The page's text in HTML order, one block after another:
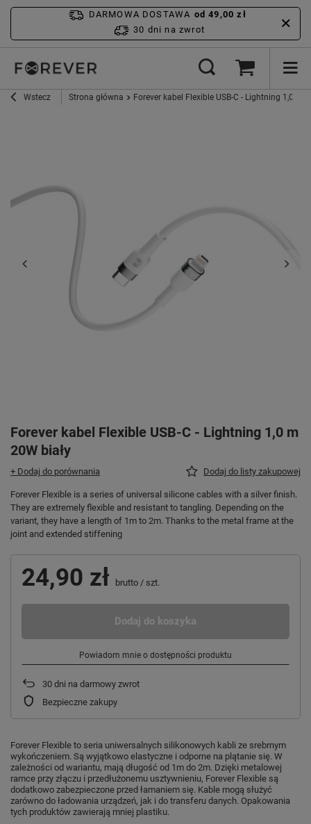
DARMOWA DOSTAWA od 49,00 zł
30 dni na zwrot
Wstecz Strona główna Forever kabel Flexible USB-C - Lightning 1,0 m
Forever kabel Flexible USB-C - Lightning 1,0 m
20W biały
+ Dodaj do porównania Dodaj do listy zakupowej
Forever Flexible is a series of universal silicone cables with a silver finish.
They are extremely flexible and resistant to tangling. Depending on the
variant, they have a length of 1m to 2m. Thanks to the metal frame at the
joint and extended stiffening
24,90 zł brutto / szt.
Dodaj do koszyka
Powiadom mnie o dostępności produktu
30 dni na darmowy zwrot
Bezpieczne zakupy
Forever Flexible to seria uniwersalnych silikonowych kabli ze srebrnym
wykończeniem. Są wyjątkowo elastyczne i odporne na plątanie się. W
zależności od wariantu, mają długość od 1m do 2m. Dzięki metalowej
ramce przy złączu i przedłużonemu usztywnieniu, Forever Flexible są
dodatkowo zabezpieczone przed łamaniem się. Kable mogą służyć
zarówno do ładowania urządzeń, jak i do transferu danych. Opakowania
tych produktów zawierają mniej plastiku.